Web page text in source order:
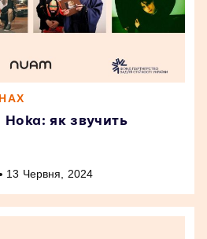
Hoka: як звучить
13 Червня, 2024